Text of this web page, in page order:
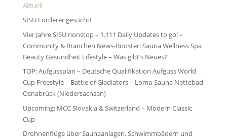
Aktuell
SISU Förderer gesucht!
Vier Jahre SISU nonstop – 1.111 Daily Updates to go! –
Community & Branchen News-Booster: Sauna Wellness Spa
Beauty Gesundheit Lifestyle – Was gibt’s Neues?
TOP: Aufgussplan – Deutsche Qualifikation Aufguss World
Cup Freestyle – Battle of Gladiators – Loma-Sauna Nettebad
Osnabrück (Niedersachsen)
Upcoming: MCC Slovakia & Switzerland – Modern Classic
Cup
Drohnenflüge über Saunaanlagen, Schwimmbädern und